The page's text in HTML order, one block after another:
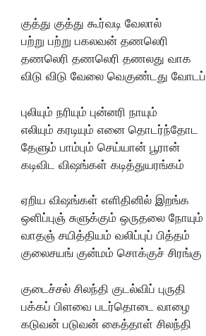
குத்து குத்து கூர்வடி வேலால்
பற்று பற்று பகலவன் தணலெரி
தணலெரி தணலெரி தணலது வாக
விடு விடு வேலை வெகுண்டது வோடப்
புலியும் நரியும் புன்னரி நாயும்
எலியும் கரடியும் எனை தொடர்ந்தோட
தேளும் பாம்பும் செய்யான் பூரான்
கடிவிட விஷங்கள் கடித்துயரங்கம்
ஏறிய விஷங்கள் எளிதினில் இறங்க
ஒளிப்புஞ் சுளுக்கும் ஒருதலை நோயும்
வாதஞ் சயித்தியம் வலிப்புப் பித்தம்
குலைசயங் குன்மம் சொக்குச் சிரங்கு
குடைச்சல் சிலந்தி குடல்விப் புருதி
பக்கப் பிளவை படர்தொடை வாழை
கடுவன் படுவன் கைத்தாள் சிலந்தி